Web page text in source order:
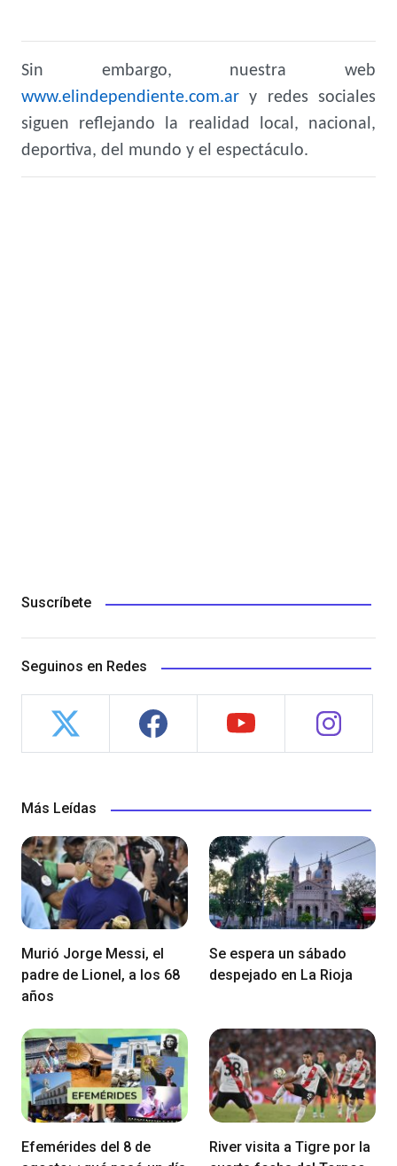
Sin embargo, nuestra web
www.elindependiente.com.ar y redes sociales
siguen reflejando la realidad local, nacional,
deportiva, del mundo y el espectáculo.
Suscríbete
Seguinos en Redes
Más Leídas
Murió Jorge Messi, el
padre de Lionel, a los 68
años
Se espera un sábado
despejado en La Rioja
Efemérides del 8 de
River visita a Tigre por la